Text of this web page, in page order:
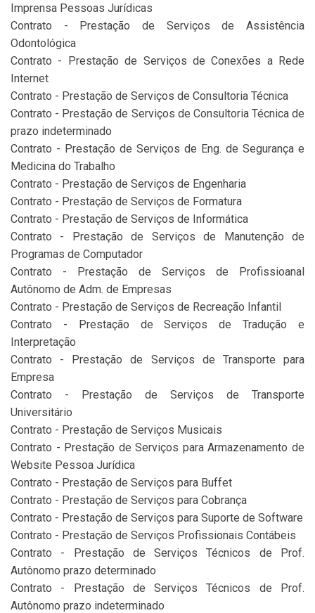
Imprensa Pessoas Jurídicas
Contrato - Prestação de Serviços de Assistência
Odontológica
Contrato - Prestação de Serviços de Conexões a Rede
Internet
Contrato - Prestação de Serviços de Consultoria Técnica
Contrato - Prestação de Serviços de Consultoria Técnica de
prazo indeterminado
Contrato - Prestação de Serviços de Eng. de Segurança e
Medicina do Trabalho
Contrato - Prestação de Serviços de Engenharia
Contrato - Prestação de Serviços de Formatura
Contrato - Prestação de Serviços de Informática
Contrato - Prestação de Serviços de Manutenção de
Programas de Computador
Contrato - Prestação de Serviços de Profissioanal
Autônomo de Adm. de Empresas
Contrato - Prestação de Serviços de Recreação Infantil
Contrato - Prestação de Serviços de Tradução e
Interpretação
Contrato - Prestação de Serviços de Transporte para
Empresa
Contrato - Prestação de Serviços de Transporte
Universitário
Contrato - Prestação de Serviços Musicais
Contrato - Prestação de Serviços para Armazenamento de
Website Pessoa Jurídica
Contrato - Prestação de Serviços para Buffet
Contrato - Prestação de Serviços para Cobrança
Contrato - Prestação de Serviços para Suporte de Software
Contrato - Prestação de Serviços Profissionais Contábeis
Contrato - Prestação de Serviços Técnicos de Prof.
Autônomo prazo determinado
Contrato - Prestação de Serviços Técnicos de Prof.
Autônomo prazo indeterminado